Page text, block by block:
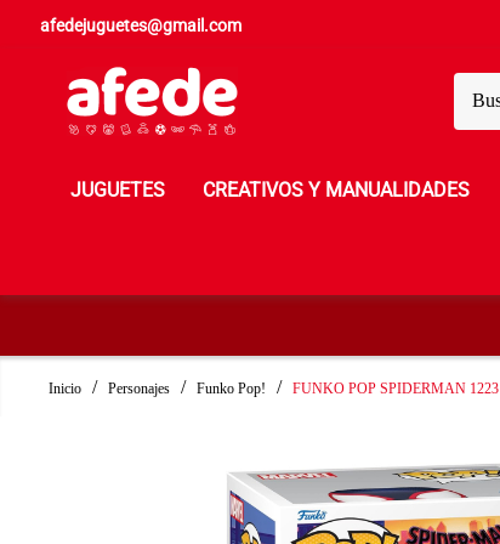
afedejuguetes@gmail.com
JUGUETES CREATIVOS Y MANUALIDADES
Inicio Personajes Funko Pop! FUNKO POP SPIDERMAN 1223